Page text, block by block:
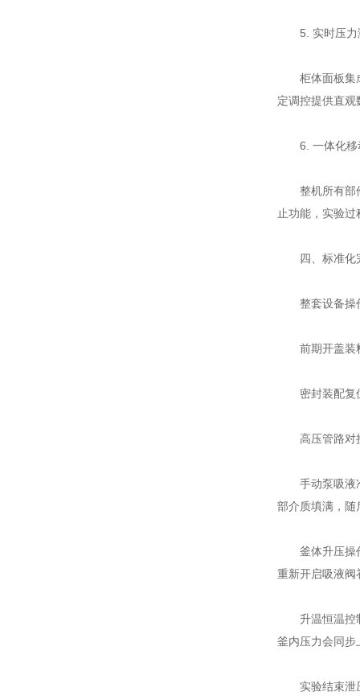
5. 实时压力
柜体面板集成
定调控提供直观
6. 一体化移
整机所有部件
止功能，实验
四、标准化
整套设备操作
前期开盖装料
密封装配复位
高压管路对接
手动泵吸液准
部介质填满，随
釜体升压操作
重新开启吸液阀
升温恒温控制
釜内压力会同步
实验结束泄压